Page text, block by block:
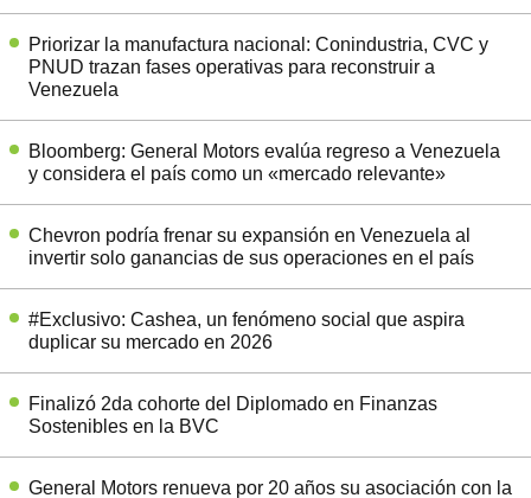
Priorizar la manufactura nacional: Conindustria, CVC y
PNUD trazan fases operativas para reconstruir a
Venezuela
Bloomberg: General Motors evalúa regreso a Venezuela
y considera el país como un «mercado relevante»
Chevron podría frenar su expansión en Venezuela al
invertir solo ganancias de sus operaciones en el país
#Exclusivo: Cashea, un fenómeno social que aspira
duplicar su mercado en 2026
Finalizó 2da cohorte del Diplomado en Finanzas
Sostenibles en la BVC
General Motors renueva por 20 años su asociación con la